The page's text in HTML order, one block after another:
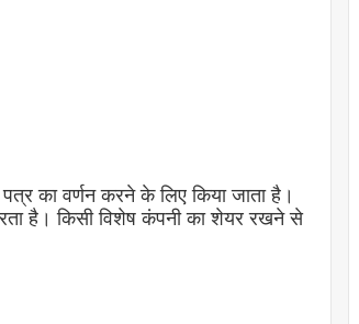
का वर्णन करने के लिए किया जाता है।
है। किसी विशेष कंपनी का शेयर रखने से